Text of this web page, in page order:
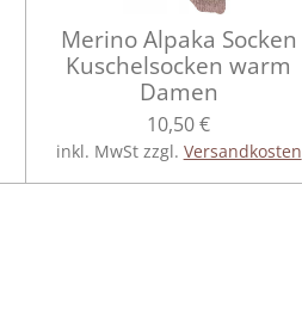
Merino Alpaka Socken
Kuschelsocken warm
Damen
10,50 €
inkl. MwSt zzgl. Versandkosten